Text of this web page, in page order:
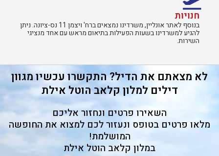
חנויות
בנוסף לאתר אונליין, משרדינו נמצאים ברח' ויצמן 11 נס-ציונה. ניתן
להגיע למשרדינו בשעות הפעילות בתיאום מראש עם אחד מנציגי
השירות.​
לא מצאתם את הדיל? התקשרו עכשיו מגוון
דילים למלון קלאב הוטל אילת
השאירו פרטים ונחזור אליכם
מלאו פרטים בטופס ונעזור לכם למצוא את החופשה
המושלמת!
במלון קלאב הוטל אילת